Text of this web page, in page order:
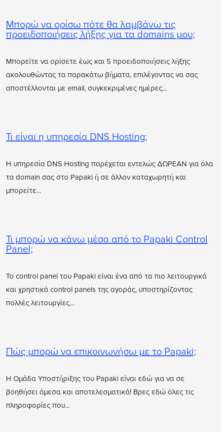
Μπορώ να ορίσω πότε θα λαμβάνω τις
προειδοποιήσεις λήξης για τα domains μου;
Μπορείτε να ορίσετε έως και 5 προειδοποιήσεις λήξης
ακολουθώντας τα παρακάτω βήματα, επιλέγοντας να σας
αποστέλλονται με email, συγκεκριμένες ημέρες...
Τι είναι η υπηρεσία DNS Hosting;
Η υπηρεσία DNS Hosting παρέχεται εντελώς ΔΩΡΕΑΝ για όλα
τα domain σας στο Papaki ή σε άλλον καταχωρητή και
μπορείτε...
Τι μπορώ να κάνω μέσα από το Papaki Control
Panel;
To control panel του Papaki είναι ένα από τα πιο λειτουργικά
και χρηστικά control panels της αγοράς, υποστηρίζοντας
πολλές λειτουργίες...
Πώς μπορώ να επικοινωνήσω με το Papaki;
Η Ομάδα Υποστήριξης του Papaki είναι εδώ για να σε
βοηθήσει άμεσα και αποτελεσματικά! Βρες εδώ όλες τις
πληροφορίες που...